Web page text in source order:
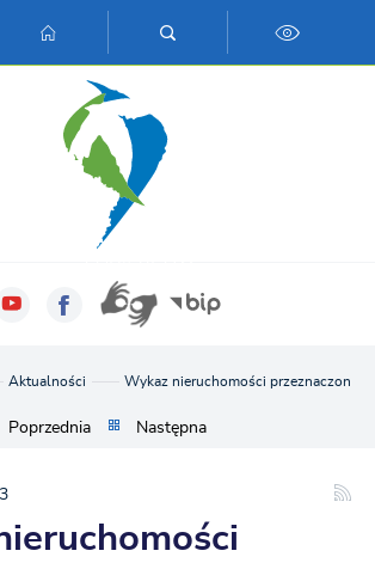
czcionki.
strony.
Aktualności Wykaz nieruchomości przeznaczonej
Poprzednia Następna